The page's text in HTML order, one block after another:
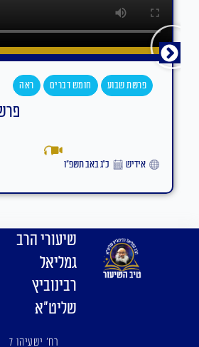
פרשת שבוע חומש דברים ראה
אידיש כ״ג באב תשפ״ו
שיעורי הרב
גמליאל
רבינוביץ
שליט"א
רח' ישעיהו 7